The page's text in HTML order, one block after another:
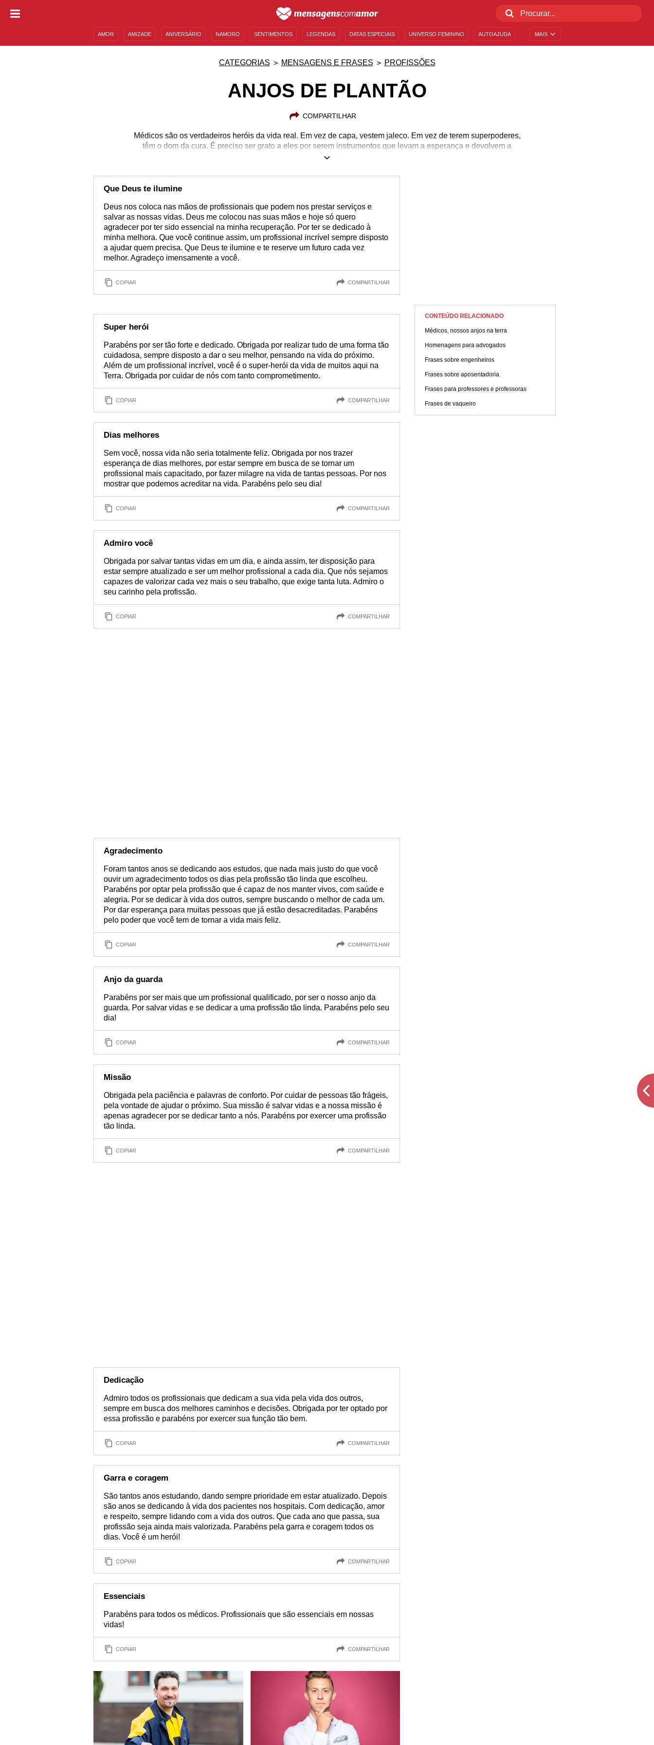
MAIS
AMOR AMIZADE ANIVERSÁRIO NAMORO SENTIMENTOS LEGENDAS DATAS ESPECIAIS UNIVERSO FEMININO AUTOAJUDA
CATEGORIAS MENSAGENS E FRASES PROFISSÕES
ANJOS DE PLANTÃO
COMPARTILHAR
Médicos são os verdadeiros heróis da vida real. Em vez de capa, vestem jaleco. Em vez de terem superpoderes,
têm o dom da cura. É preciso ser grato a eles por serem instrumentos que levam a esperança e devolvem a
vitalidade.
Que Deus te ilumine
Deus nos coloca nas mãos de profissionais que podem nos prestar serviços e
salvar as nossas vidas. Deus me colocou nas suas mãos e hoje só quero
agradecer por ter sido essencial na minha recuperação. Por ter se dedicado à
minha melhora. Que você continue assim, um profissional incrível sempre disposto
a ajudar quem precisa. Que Deus te ilumine e te reserve um futuro cada vez
melhor. Agradeço imensamente a você.
COPIAR COMPARTILHAR
Super herói
Parabéns por ser tão forte e dedicado. Obrigada por realizar tudo de uma forma tão
cuidadosa, sempre disposto a dar o seu melhor, pensando na vida do próximo.
Além de um profissional incrível, você é o super-herói da vida de muitos aqui na
Terra. Obrigada por cuidar de nós com tanto comprometimento.
COPIAR COMPARTILHAR
Dias melhores
Sem você, nossa vida não seria totalmente feliz. Obrigada por nos trazer
esperança de dias melhores, por estar sempre em busca de se tornar um
profissional mais capacitado, por fazer milagre na vida de tantas pessoas. Por nos
mostrar que podemos acreditar na vida. Parabéns pelo seu dia!
COPIAR COMPARTILHAR
Admiro você
Obrigada por salvar tantas vidas em um dia, e ainda assim, ter disposição para
estar sempre atualizado e ser um melhor profissional a cada dia. Que nós sejamos
capazes de valorizar cada vez mais o seu trabalho, que exige tanta luta. Admiro o
seu carinho pela profissão.
COPIAR COMPARTILHAR
Agradecimento
Foram tantos anos se dedicando aos estudos, que nada mais justo do que você
ouvir um agradecimento todos os dias pela profissão tão linda que escolheu.
Parabéns por optar pela profissão que é capaz de nos manter vivos, com saúde e
alegria. Por se dedicar à vida dos outros, sempre buscando o melhor de cada um.
Por dar esperança para muitas pessoas que já estão desacreditadas. Parabéns
pelo poder que você tem de tornar a vida mais feliz.
COPIAR COMPARTILHAR
Anjo da guarda
Parabéns por ser mais que um profissional qualificado, por ser o nosso anjo da
guarda. Por salvar vidas e se dedicar a uma profissão tão linda. Parabéns pelo seu
dia!
COPIAR COMPARTILHAR
Missão
Obrigada pela paciência e palavras de conforto. Por cuidar de pessoas tão frágeis,
pela vontade de ajudar o próximo. Sua missão é salvar vidas e a nossa missão é
apenas agradecer por se dedicar tanto a nós. Parabéns por exercer uma profissão
tão linda.
COPIAR COMPARTILHAR
Dedicação
Admiro todos os profissionais que dedicam a sua vida pela vida dos outros,
sempre em busca dos melhores caminhos e decisões. Obrigada por ter optado por
essa profissão e parabéns por exercer sua função tão bem.
COPIAR COMPARTILHAR
Garra e coragem
São tantos anos estudando, dando sempre prioridade em estar atualizado. Depois
são anos se dedicando à vida dos pacientes nos hospitais. Com dedicação, amor
e respeito, sempre lidando com a vida dos outros. Que cada ano que passa, sua
profissão seja ainda mais valorizada. Parabéns pela garra e coragem todos os
dias. Você é um herói!
COPIAR COMPARTILHAR
Essenciais
Parabéns para todos os médicos. Profissionais que são essenciais em nossas
vidas!
COPIAR COMPARTILHAR
CONTEÚDO RELACIONADO
Médicos, nossos anjos na terra
Homenagens para advogados
Frases sobre engenheiros
Frases sobre aposentadoria
Frases para professores e professoras
Frases de vaqueiro